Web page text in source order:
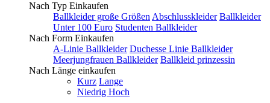
Nach Typ Einkaufen
Ballkleider große Größen Abschlusskleider Ballkleider
Unter 100 Euro Studenten Ballkleider
Nach Form Einkaufen
A-Linie Ballkleider Duchesse Linie Ballkleider
Meerjungfrauen Ballkleider Ballkleid prinzessin
Nach Länge einkaufen
Kurz Lange
Niedrig Hoch